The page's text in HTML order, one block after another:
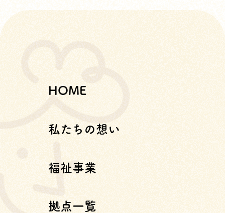
HOME
私たちの想い
福祉事業
拠点一覧